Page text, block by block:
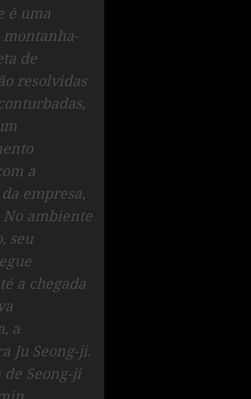
é uma
de
resolvidas
a
empresa,
No ambiente
seu
a chegada
a
Ju Seong-ji.
Seong-ji